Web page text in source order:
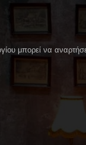
μπορεί να